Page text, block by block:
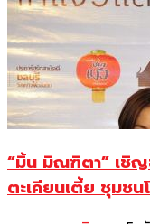
“มิ้น มิณฑิตา” เชิญ
ตะเคียนเตี้ย ชุมช